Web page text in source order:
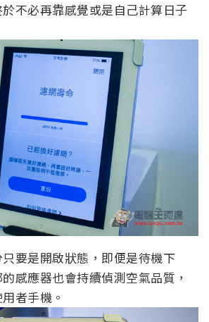
不必再靠感覺或是自己計算日子
要是開啟狀態，即便是待機下
的感應器也會持續偵測空氣品質，
者手機。